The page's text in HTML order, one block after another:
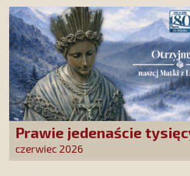
Prawie jedenaście
Przyjaciół
złożonych w La Salette!
czerwiec 2026